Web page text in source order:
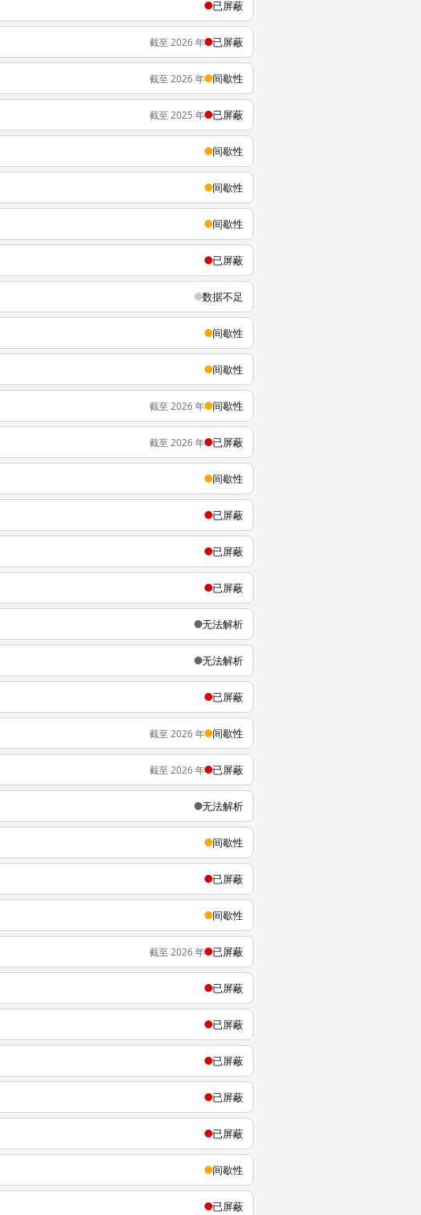
已屏蔽
截至 2026 年 已屏蔽
截至 2026 年 间歇性
截至 2025 年 已屏蔽
间歇性
间歇性
间歇性
已屏蔽
数据不足
间歇性
间歇性
截至 2026 年 间歇性
截至 2026 年 已屏蔽
间歇性
已屏蔽
已屏蔽
已屏蔽
无法解析
无法解析
已屏蔽
截至 2026 年 间歇性
截至 2026 年 已屏蔽
无法解析
间歇性
已屏蔽
间歇性
截至 2026 年 已屏蔽
已屏蔽
已屏蔽
已屏蔽
已屏蔽
已屏蔽
间歇性
已屏蔽